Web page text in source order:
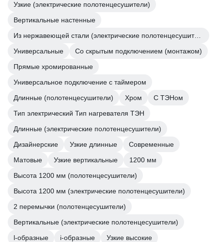
Узкие (электрические полотенцесушители)
Вертикальные настенные
Из нержавеющей стали (электрические полотенцесушители)
Универсальные
Со скрытым подключением (монтажом)
Прямые хромированные
Универсальное подключение с таймером
Длинные (полотенцесушители)
Хром
С ТЭНом
Тип электрический Тип нагревателя ТЭН
Длинные (электрические полотенцесушители)
Дизайнерские
Узкие длинные
Современные
Матовые
Узкие вертикальные
1200 мм
Высота 1200 мм (полотенцесушители)
Высота 1200 мм (электрические полотенцесушители)
2 перемычки (полотенцесушители)
Вертикальные (электрические полотенцесушители)
l-образные
i-образные
Узкие высокие